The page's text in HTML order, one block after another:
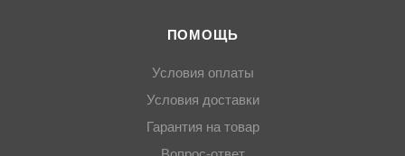
ПОМОЩЬ
Условия оплаты
Условия доставки
Гарантия на товар